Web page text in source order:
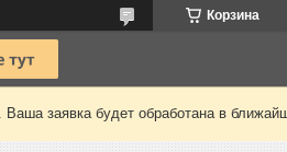
Корзина
заявка будет обработана в